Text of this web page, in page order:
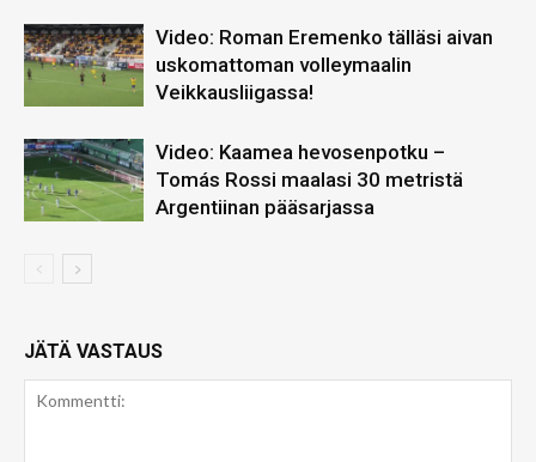
Video: Roman Eremenko tälläsi aivan
uskomattoman volleymaalin
Veikkausliigassa!
Video: Kaamea hevosenpotku –
Tomás Rossi maalasi 30 metristä
Argentiinan pääsarjassa
JÄTÄ VASTAUS